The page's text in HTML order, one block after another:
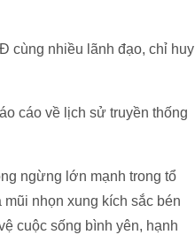
cùng nhiều lãnh đạo, chỉ huy
cáo về lịch sử truyền thống
ngừng lớn mạnh trong tổ
nhọn xung kích sắc bén
cuộc sống bình yên, hạnh